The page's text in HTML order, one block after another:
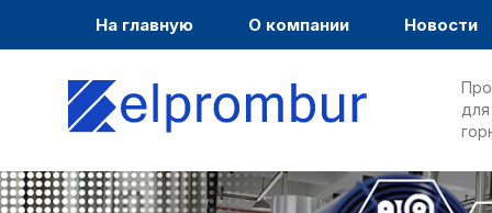
На главную О компании Новости